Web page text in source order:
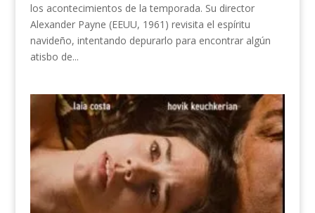
los acontecimientos de la temporada. Su director
Alexander Payne (EEUU, 1961) revisita el espíritu
navideño, intentando depurarlo para encontrar algún
atisbo de...